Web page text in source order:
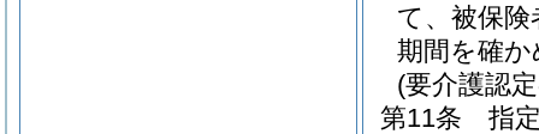
て、被保
期間を確
(要介護認
第11条
指